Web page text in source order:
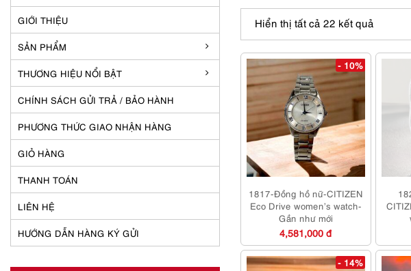
Hiển thị tất cả 22 kết quả
sắp
xếp
- 10%
1817-Đồng hồ nữ-CITIZEN
Eco Drive women’s watch-
Gần như mới
4,581,000 đ
- 14%
GIỚI THIỆU
SẢN PHẨM
THƯƠNG HIỆU NỔI BẬT
CHÍNH SÁCH GỬI TRẢ / BẢO HÀNH
PHƯƠNG THỨC GIAO NHẬN HÀNG
GIỎ HÀNG
THANH TOÁN
LIÊN HỆ
HƯỚNG DẪN HÀNG KÝ GỬI